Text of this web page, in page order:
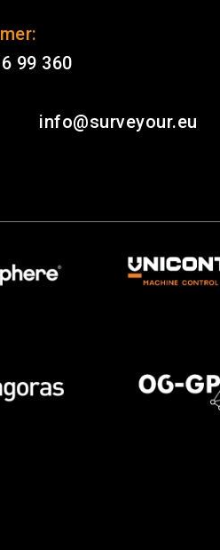
99 360
info@surveyour.eu